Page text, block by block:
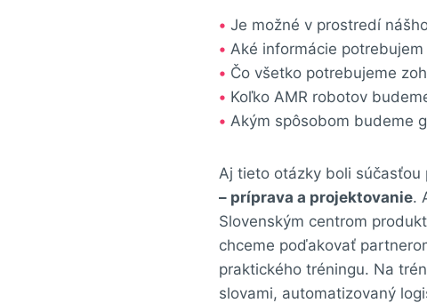
• Je možné v prostredí
• Aké informácie
• Čo všetko potrebujeme
• Koľko AMR robotov
• Akým spôsobom budeme
Aj tieto otázky boli
– príprava a projektovanie.
Slovenským centrom
chceme poďakovať
praktického tréningu. Na
slovami, automatizovaný